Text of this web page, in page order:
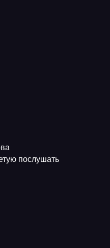
послушать